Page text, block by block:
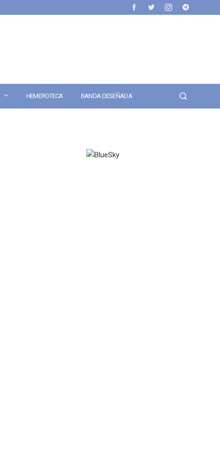
HEMEROTECA BANDA DESEÑADA